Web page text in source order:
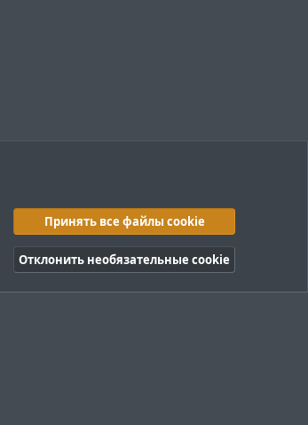
конфиденциальности Помощь
R
Принять все файлы cookie
Отклонить необязательные cookie